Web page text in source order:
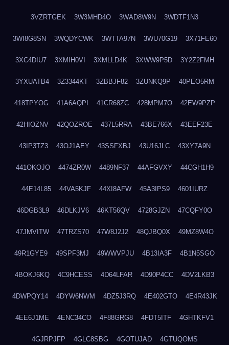
3VZRTGEK 3W3MHD4O 3WAD8W9N 3WDTF1N3
3WI8G8SN 3WQDYCWK 3WTTA97N 3WU70G19 3X71FE60
3XC4DIU7 3XMIH0VI 3XMLLD4K 3XWW9P5D 3Y2Z2FMH
3YXUATB4 3Z3344KT 3ZBBJF82 3ZUNKQ9P 40PEO5RM
418TPYOG 41A6AQPI 41CR68ZC 428MPM7O 42EW9PZP
42HIOZNV 42QOZROE 437L5RRA 43BE766X 43EEF23E
43IP3TZ3 43OJ1AEY 43SSFXBJ 43U16JLC 43XY7A9N
441OKOJO 4474ZR0W 4489NF37 44AFGVXY 44CGH1H9
44E14L85 44VA5KJF 44XI8AFW 45A3IPS9 4601IURZ
46DGB3L9 46DLKJV6 46KT56QV 4728GJZN 47CQFY0O
47JMVITW 47TRZS70 47W8J2J2 48QJBQ0X 49MZ8W4O
49R1GYE9 49SPF3MJ 49WWVPJU 4B13IA3F 4B1N5SGO
4BOKJ6KQ 4C9HCESS 4D64LFAR 4D90P4CC 4DV2LKB3
4DWPQY14 4DYW6NWM 4DZ5J3RQ 4E402GTO 4E4R43JK
4EE6J1ME 4ENC34CO 4F88GRG8 4FDT5ITF 4GHTKFV1
4GJRPJFP 4GLC8SBG 4GOTUJAD 4GTUQOMS